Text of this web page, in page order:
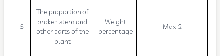
5
The proportion of
broken stem and
other parts of the
plant
Weight
percentage
Max 2